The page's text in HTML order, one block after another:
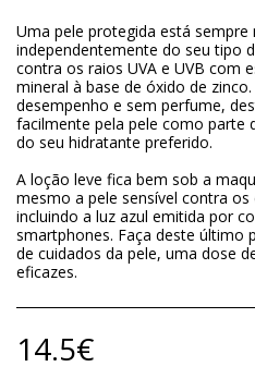
Uma pele protegida está sempre
independentemente do seu tipo
contra os raios UVA e UVB com
mineral à base de óxido de
desempenho e sem perfume,
facilmente pela pele como parte
do seu hidratante preferido.
A loção leve fica bem sob a
mesmo a pele sensível contra
incluindo a luz azul emitida por
smartphones. Faça deste último
de cuidados da pele, uma dose
eficazes.
14.5€